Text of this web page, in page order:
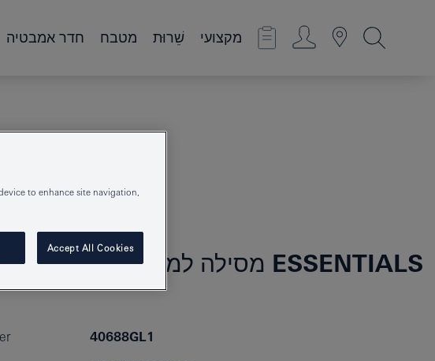
חדר אמבטיה מטבח שֵׁרוּת מקצועי
ESSENTIALS מסילה למגבות
40688GL1
to enhance site navigation,
Accept All Cookies